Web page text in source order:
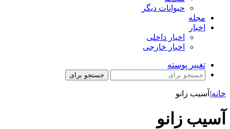
حیوانات دیگر
مجله
اخبار
اخبار داخلی
اخبار خارجی
تغییر پوسته
جستجو برای
خانه| آسیب زانو
آسیب زانو